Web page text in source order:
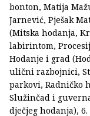
bonton, Matija
Jarnević, Pješak
(Mitska hodanja,
labirintom,
Hodanje i grad
ulični razbojnici,
parkovi, Radničko
Služinčad i
dječjeg hodanja),